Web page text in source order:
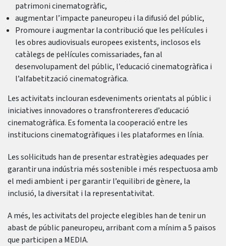
patrimoni cinematogràfic,
augmentar l’impacte paneuropeu i la difusió del públic,
Promoure i augmentar la contribució que les pel·lícules i
les obres audiovisuals europees existents, inclosos els
catàlegs de pel·lícules comissariades, fan al
desenvolupament del públic, l’educació cinematogràfica i
l’alfabetització cinematogràfica.
Les activitats inclouran esdeveniments orientats al públic i
iniciatives innovadores o transfrontereres d’educació
cinematogràfica. Es fomenta la cooperació entre les
institucions cinematogràfiques i les plataformes en línia.
Les sol·licituds han de presentar estratègies adequades per
garantir una indústria més sostenible i més respectuosa amb
el medi ambient i per garantir l’equilibri de gènere, la
inclusió, la diversitat i la representativitat.
A més, les activitats del projecte elegibles han de tenir un
abast de públic paneuropeu, arribant com a mínim a 5 països
que participen a MEDIA.